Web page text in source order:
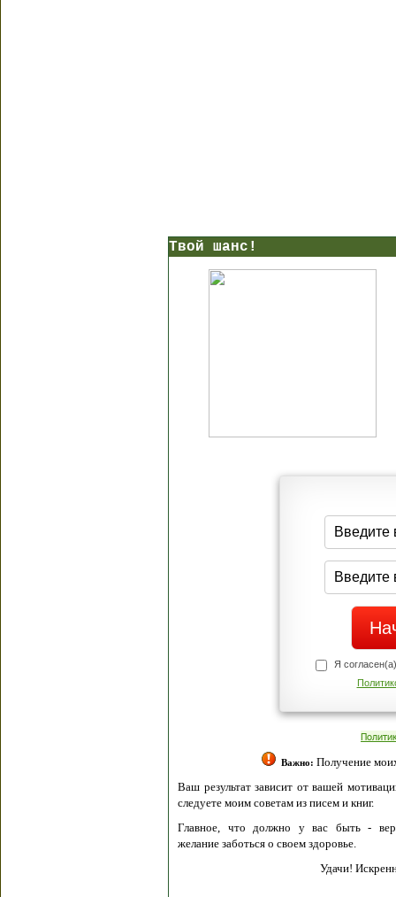
Твой шанс!
Я
Важно: Получение
Ваш результат зависит от вашей
следуете моим советам из писем и книг.
Главное, что должно у вас быть -
желание заботься о своем здоровье.
Удачи!